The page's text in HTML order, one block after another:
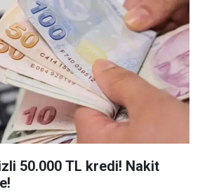
50.000 TL kredi! Nakit